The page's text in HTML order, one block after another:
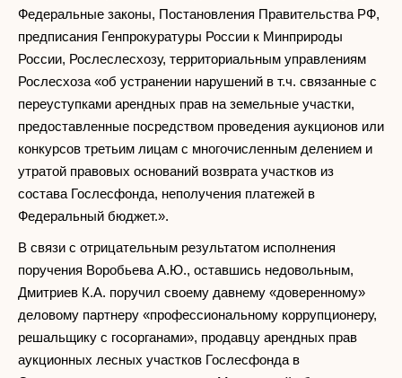
Федеральные законы, Постановления Правительства РФ,
предписания Генпрокуратуры России к Минприроды
России, Рослеслесхозу, территориальным управлениям
Рослесхоза «об устранении нарушений в т.ч. связанные с
переуступками арендных прав на земельные участки,
предоставленные посредством проведения аукционов или
конкурсов третьим лицам с многочисленным делением и
утратой правовых оснований возврата участков из
состава Гослесфонда, неполучения платежей в
Федеральный бюджет.».
В связи с отрицательным результатом исполнения
поручения Воробьева А.Ю., оставшись недовольным,
Дмитриев К.А. поручил своему давнему «доверенному»
деловому партнеру «профессиональному коррупционеру,
решальщику с госорганами», продавцу арендных прав
аукционных лесных участков Гослесфонда в